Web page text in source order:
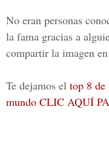
No eran personas
la fama gracias a
compartir la imagen
Te dejamos el top 8 de
mundo CLIC AQUÍ